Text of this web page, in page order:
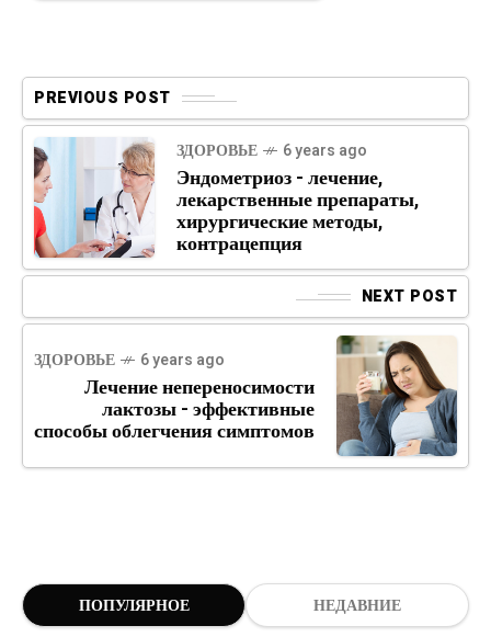
PREVIOUS POST
ЗДОРОВЬЕ 6 years ago
Эндометриоз - лечение,
лекарственные препараты,
хирургические методы,
контрацепция
NEXT POST
ЗДОРОВЬЕ 6 years ago
Лечение непереносимости
лактозы - эффективные
способы облегчения симптомов
ПОПУЛЯРНОЕ НЕДАВНИЕ